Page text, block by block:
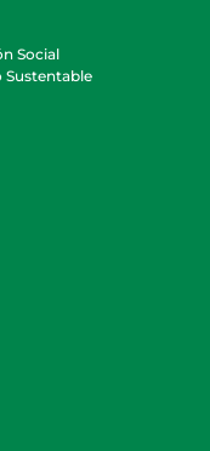
Social
Sustentable